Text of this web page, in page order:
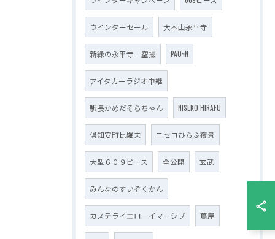
ウインターセール 大本山永平寺
新緑の永平寺 空撮 PAO~N
アイタカーラジオ中継
駅長かめだそらちゃん NISEKO HIRAFU
倶知安町比羅夫 ニセコひらふ夜景
大型６０９ピース 全公開 玄武
みんなのすいぞくかん
カステライエローイマーシブ 蔦屋